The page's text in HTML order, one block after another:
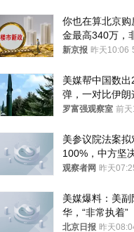
你也在算北京购
金最高340万，
1年
新京报 昨天10:06
美媒帮中国数出
弹，一对比伊朗
发现出大事了
罗富强观察室 前
美参议院法案
100%，中方坚
观察者网 昨天
美媒爆料：美副
华，“非常执着”
北京日报 昨天